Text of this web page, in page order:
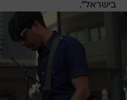
בישראל".